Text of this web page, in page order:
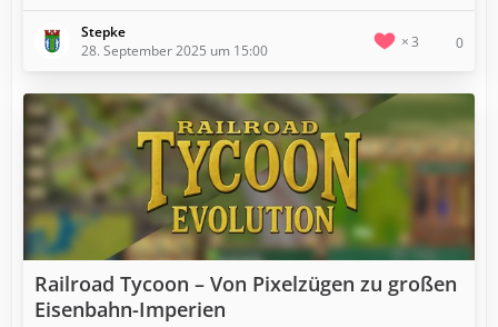
Stepke
28. September 2025 um 15:00
3 0
Railroad Tycoon – Von Pixelzügen zu großen
Eisenbahn-Imperien